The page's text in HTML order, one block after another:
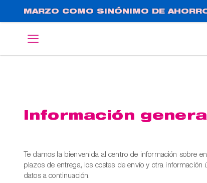
principal
MARZO COMO SINÓNIMO DE
English
Información
Te damos la bienvenida al centro de información sobre
plazos de entrega, los costes de envío y otra
datos a continuación.